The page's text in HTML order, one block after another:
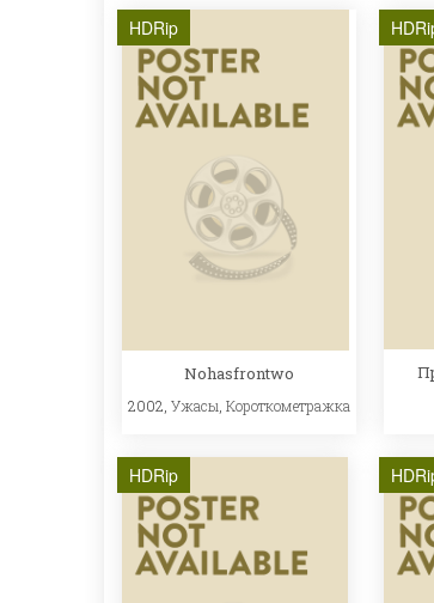
HDRip
Nohasfrontwo
2002, Ужасы Короткометражка
HDRip